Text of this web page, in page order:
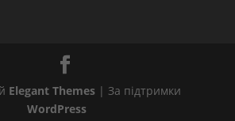
Elegant Themes| За підтримки
WordPress